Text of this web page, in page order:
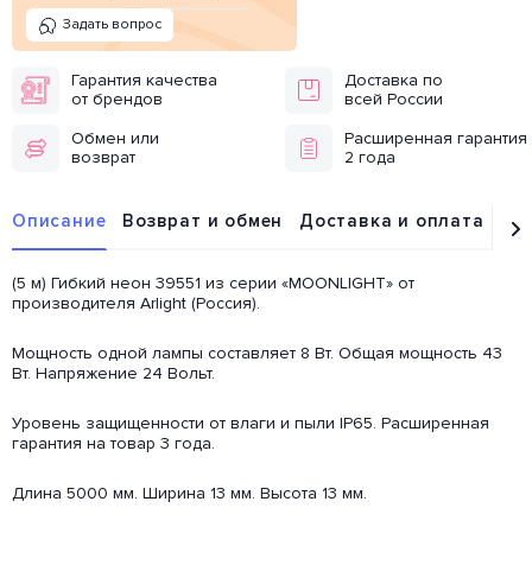
Задать вопрос
Гарантия качества
от брендов
Доставка по
всей России
Обмен или
возврат
Расширенная гарантия
2 года
Описание Возврат и обмен Доставка и оплата
(5 м) Гибкий неон 39551 из серии «MOONLIGHT» от
производителя Arlight (Россия).
Мощность одной лампы составляет 8 Вт. Общая мощность 43
Вт. Напряжение 24 Вольт.
Уровень защищенности от влаги и пыли IP65. Расширенная
гарантия на товар 3 года.
Длина 5000 мм. Ширина 13 мм. Высота 13 мм.